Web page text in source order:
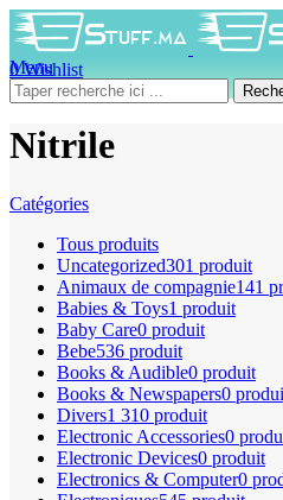
0Wishlist
0produit 0DH
Menu
Nitrile
Catégories
Tous produits
Uncategorized301 produit
Animaux de compagnie141
Babies & Toys1 produit
Baby Care0 produit
Bebe536 produit
Books & Audible0 produit
Books & Newspapers0
Divers1 310 produit
Electronic Accessories0
Electronic Devices0 produit
Electronics & Computer0